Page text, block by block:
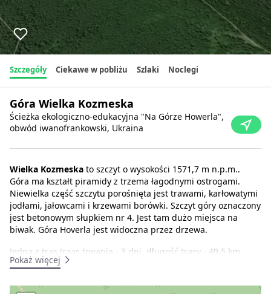
Szczegóły Ciekawe w pobliżu Szlaki Noclegi
Góra Wielka Kozmeska
Ścieżka ekologiczno-edukacyjna "Na Górze Howerla",
obwód iwanofrankowski, Ukraina
Wielka Kozmeska to szczyt o wysokości 1571,7 m n.p.m..
Góra ma kształt piramidy z trzema łagodnymi ostrogami.
Niewielka część szczytu porośnięta jest trawami, karłowatymi
jodłami, jałowcami i krzewami borówki. Szczyt góry oznaczony
jest betonowym słupkiem nr 4. Jest tam dużo miejsca na
biwak. Góra Hoverla jest widoczna przez drzewa.
Jedna z tras (czas trwania - 3 dni, długość trasy - 49,5 km,
różnica wysokości - 1301 m) rozpoczyna się we wsi
następnie wzdłuż żartobliwej drogi na górę Verkh-Debry
Pokaż więcej